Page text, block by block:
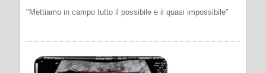
"Mettiamo in campo tutto il possibile e il quasi impossibile"